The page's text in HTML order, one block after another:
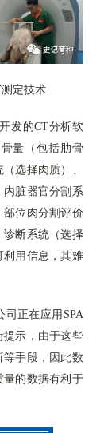
定技术
发的CT分析软
量（包括肋骨
选择肉质）、
内脏器官分割系
位肉分割评价
诊断系统（选择
利用信息，其难
司正在应用 SPA
提示，由于这些
手段，因此数
量的数据有利于